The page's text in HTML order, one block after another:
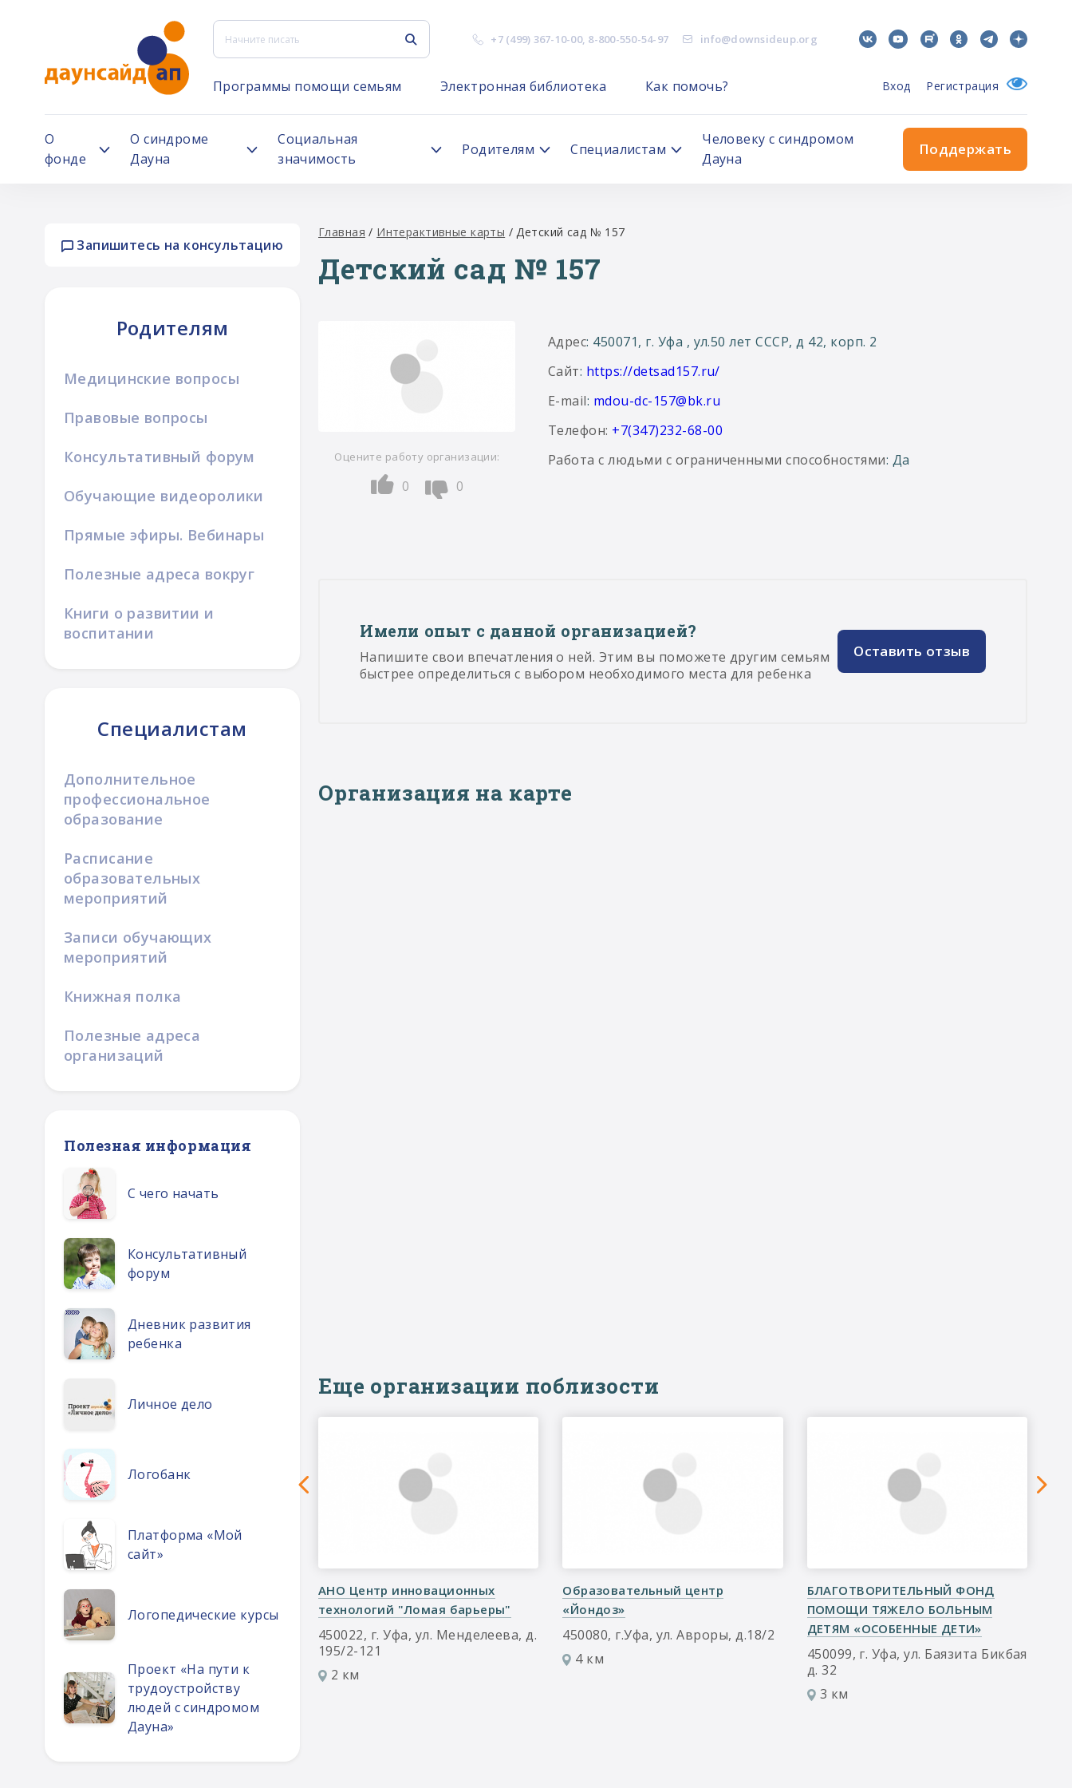
+7 (499) 367-10-00, 8-800-550-54-97 info@downsideup.org
Программы помощи семьям Электронная библиотека Как помочь? Вход Регистрация
О
фонде
О синдроме
Дауна
Социальная
значимость
Родителям Специалистам
Человеку с синдромом
Дауна
Поддержать
Запишитесь на консультацию
Родителям
Медицинские вопросы
Правовые вопросы
Консультативный форум
Обучающие видеоролики
Прямые эфиры. Вебинары
Полезные адреса вокруг
Книги о развитии и
воспитании
Специалистам
Дополнительное
профессиональное
образование
Расписание
образовательных
мероприятий
Записи обучающих
мероприятий
Книжная полка
Полезные адреса
организаций
Полезная информация
С чего начать
Консультативный
форум
Дневник развития
ребенка
Личное дело
Логобанк
Платформа «Мой
сайт»
Логопедические курсы
Проект «На пути к
трудоустройству
людей с синдромом
Дауна»
Главная / Интерактивные карты / Детский сад № 157
Детский сад № 157
Оцените работу организации:
0 0
Адрес: 450071, г. Уфа , ул.50 лет СССР, д 42, корп. 2
Сайт: https://detsad157.ru/
E-mail: mdou-dc-157@bk.ru
Телефон: +7(347)232-68-00
Работа с людьми с ограниченными способностями: Да
Имели опыт с данной организацией?
Напишите свои впечатления о ней. Этим вы поможете другим семьям
быстрее определиться с выбором необходимого места для ребенка
Оставить отзыв
Организация на карте
Еще организации поблизости
АНО "Дом без границ"
450038, г. Уфа, ул. Коммунаров, д.
4
АНО Центр инновационных
технологий "Ломая барьеры"
450022, г. Уфа, ул. Менделеева, д.
195/2-121
2 км
Образовательный центр
«Йондоз»
450080, г.Уфа, ул. Авроры, д.18/2
4 км
БЛАГОТВОРИТЕЛЬНЫЙ ФОНД
ПОМОЩИ ТЯЖЕЛО БОЛЬНЫМ
ДЕТЯМ «ОСОБЕННЫЕ ДЕТИ»
450099, г. Уфа, ул. Баязита Бикбая
д. 32
3 км